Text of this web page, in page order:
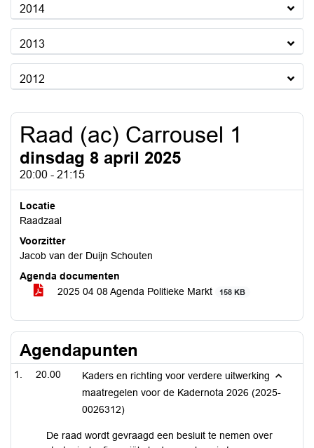
2014
2013
2012
Raad (ac) Carrousel 1
dinsdag 8 april 2025
20:00 - 21:15
Locatie
Raadzaal
Voorzitter
Jacob van der Duijn Schouten
Agenda documenten
2025 04 08 Agenda Politieke Markt
158 KB
Agendapunten
20.00
Kaders en richting voor verdere uitwerking
maatregelen voor de Kadernota 2026 (2025-
0026312)
De raad wordt gevraagd een besluit te nemen over